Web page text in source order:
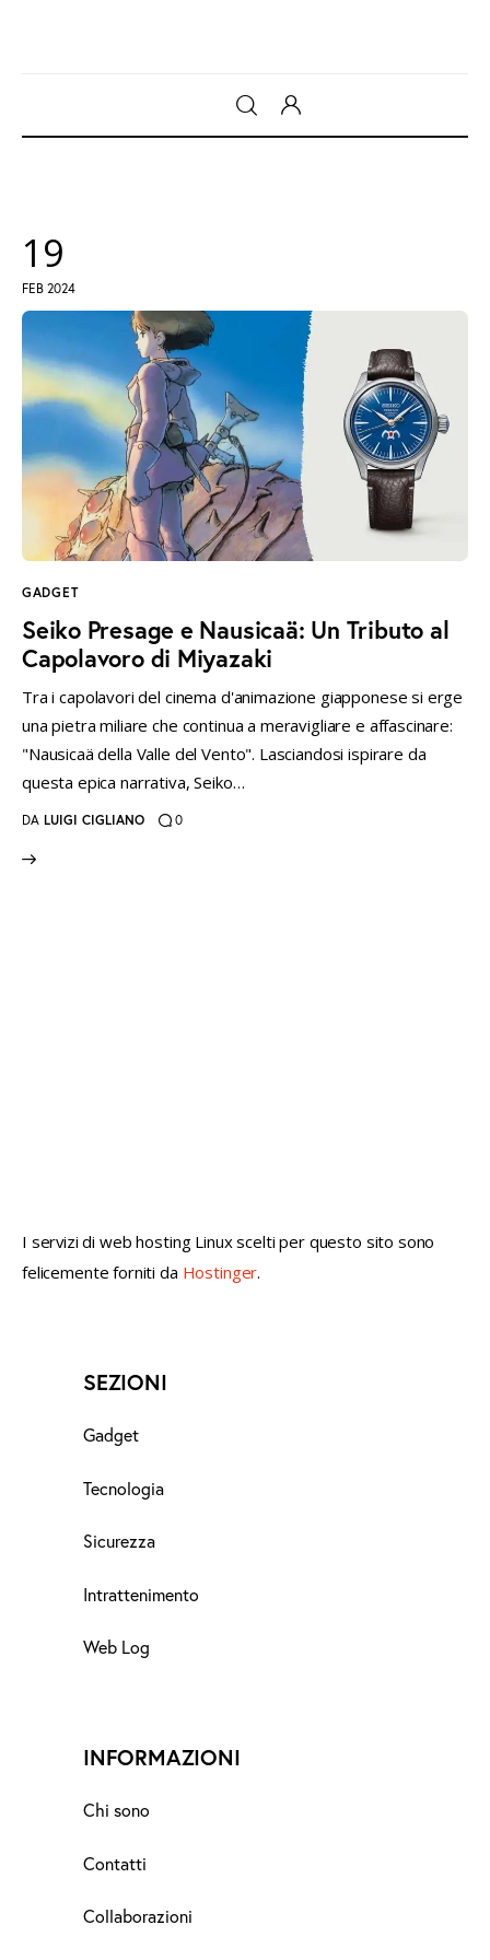
Intrattenimento
Web Log
instagramm
threadstwitter-
x
19
FEB 2024
GADGET
Seiko Presage e Nausicaä: Un Tributo al
Capolavoro di Miyazaki
Tra i capolavori del cinema d'animazione giapponese si erge
una pietra miliare che continua a meravigliare e affascinare:
"Nausicaä della Valle del Vento". Lasciandosi ispirare da
questa epica narrativa, Seiko…
DA LUIGI CIGLIANO 0
I servizi di web hosting Linux scelti per questo sito sono
felicemente forniti da Hostinger.
SEZIONI
Gadget
Tecnologia
Sicurezza
Intrattenimento
Web Log
INFORMAZIONI
Chi sono
Contatti
Collaborazioni